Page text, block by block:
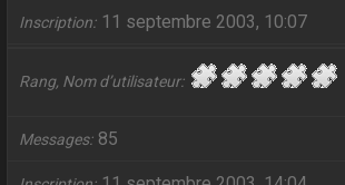
Inscription 11 septembre 2003, 10:07
Rang, Nom d’utilisateur
Messages 85